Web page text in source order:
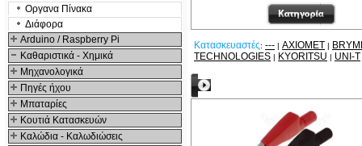
Οργανα Πίνακα
Διάφορα
Arduino / Raspberry Pi
Καθαριστικά - Χημικά
Μηχανολογικά
Πηγές ήχου
Μπαταρίες
Κουτιά Κατασκευών
Καλώδια - Καλωδιώσεις
Κατασκευαστές: --- | AXIOMET |
TECHNOLOGIES | KYORITSU | UNI-T